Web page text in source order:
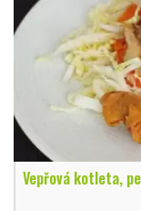
Vepřová kotleta,